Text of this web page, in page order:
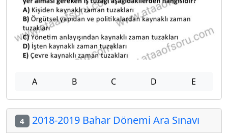
A B C D E
4 2018-2019 Bahar Dönemi Ara Sınavı